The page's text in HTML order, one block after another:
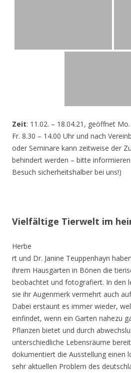
Zeit: 11.02. – 18.04.21, geöffnet
Fr. 8.30 – 14.00 Uhr und nach
oder Seminare kann zeitweise der
behindert werden – bitte
Besuch sicherheitshalber bei uns!)
Vielfältige Tierwelt im
Herbe
rt und Dr. Janine Teuppenhayn
ihrem Hausgarten in Bönen die
beobachtet und fotografiert. In den
sie ihr Augenmerk vermehrt auch
Dabei erstaunt es immer wieder,
einfindet, wenn ein Garten nahezu
Pflanzen bietet und durch
unterschiedliche Lebensräume
dokumentiert die Ausstellung einen
sehr aktuellen Problem des